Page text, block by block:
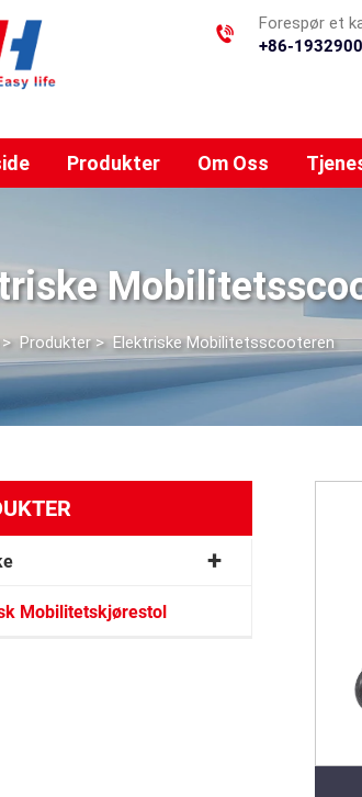
Forespør et
+86-
Produkter Om Oss
Produkter>Elektriske Mobilitetsscooteren
Mobilitetskjørestol